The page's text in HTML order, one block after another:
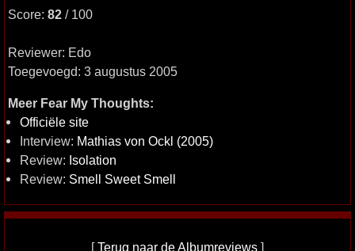
Score: 82 / 100
Reviewer: Edo
Toegevoegd: 3 augustus 2005
Meer Fear My Thoughts:
Officiële site
Interview: Mathias von Ockl (2005)
Review: Isolation
Review: Smell Sweet Smell
[Terug naar de Albumreviews ]